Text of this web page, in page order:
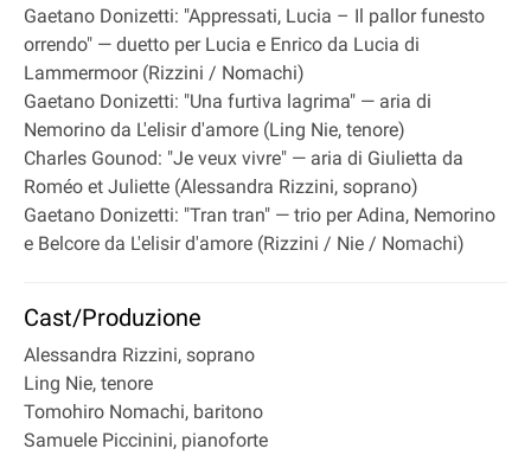
Gaetano Donizetti: "Appressati, Lucia – Il pallor funesto
orrendo" — duetto per Lucia e Enrico da Lucia di
Lammermoor (Rizzini / Nomachi)
Gaetano Donizetti: "Una furtiva lagrima" — aria di
Nemorino da L'elisir d'amore (Ling Nie, tenore)
Charles Gounod: "Je veux vivre" — aria di Giulietta da
Roméo et Juliette (Alessandra Rizzini, soprano)
Gaetano Donizetti: "Tran tran" — trio per Adina, Nemorino
e Belcore da L'elisir d'amore (Rizzini / Nie / Nomachi)
Cast/Produzione
Alessandra Rizzini, soprano
Ling Nie, tenore
Tomohiro Nomachi, baritono
Samuele Piccinini, pianoforte